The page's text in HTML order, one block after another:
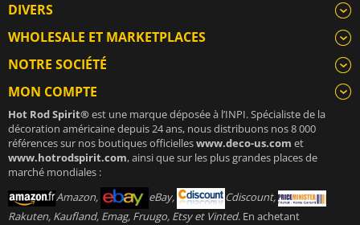
DIVERS
WHOLESALE ET MARKETPLACES
NOTRE SOCIÉTÉ
MON COMPTE
Hot Rod Spirit®est une marque déposée à l’INPI. Spécialiste de la
décoration américaine depuis 24 ans, nous distribuons nos 8 000
références sur nos boutiques officielleswww.deco-us.com et
www.hotrodspirit.com, ainsi que sur les plus grandes places de
marché mondiales :
Amazon,
eBay,
Cdiscount,
Rakuten, Kaufland, Emag, Fruugo, Etsy et Vinted. En achetant